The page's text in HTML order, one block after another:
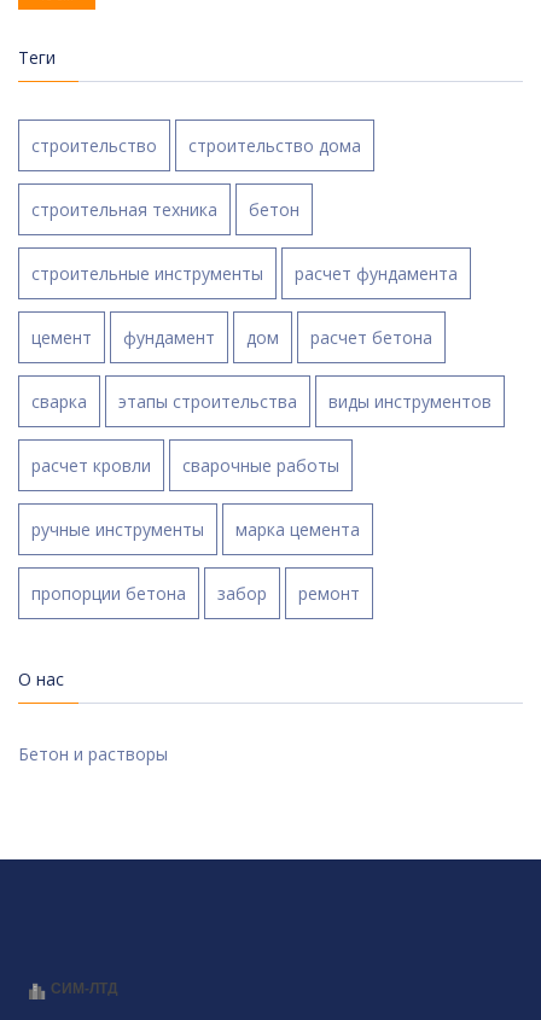
Теги
строительство строительство дома
строительная техника бетон
строительные инструменты расчет фундамента
цемент фундамент дом расчет бетона
сварка этапы строительства виды инструментов
расчет кровли сварочные работы
ручные инструменты марка цемента
пропорции бетона забор ремонт
О нас
Бетон и растворы